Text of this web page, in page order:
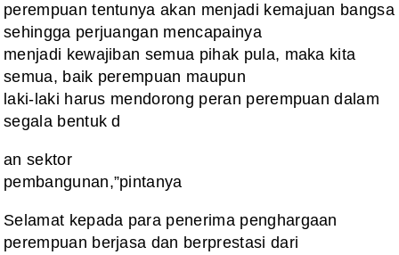
perempuan tentunya akan menjadi kemajuan bangsa
sehingga perjuangan mencapainya
menjadi kewajiban semua pihak pula, maka kita
semua, baik perempuan maupun
laki-laki harus mendorong peran perempuan dalam
segala bentuk d
an sektor
pembangunan,”pintanya
Selamat kepada para penerima penghargaan
perempuan berjasa dan berprestasi dari